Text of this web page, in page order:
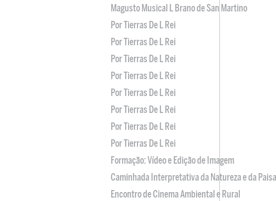
Magusto Musical L Brano de San Martino
Por Tierras De L Rei
Por Tierras De L Rei
Por Tierras De L Rei
Por Tierras De L Rei
Por Tierras De L Rei
Por Tierras De L Rei
Por Tierras De L Rei
Por Tierras De L Rei
Formação: Vídeo e Edição de Imagem
Caminhada Interpretativa da Natureza e da
Encontro de Cinema Ambiental e Rural